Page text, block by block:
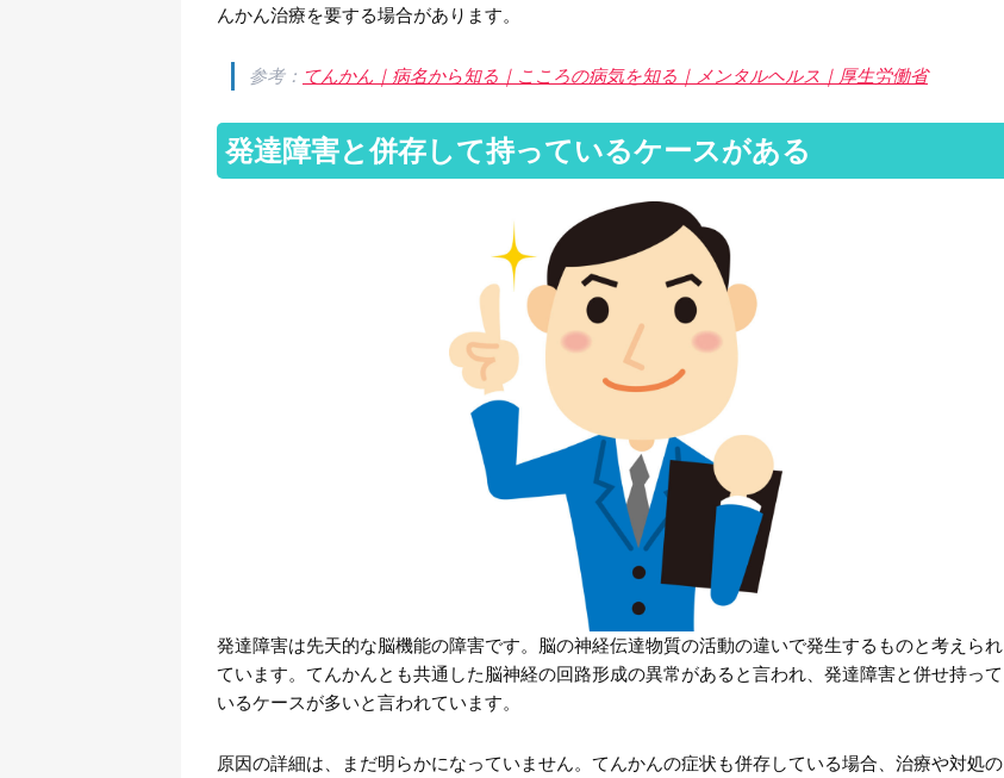
んかん治療を要する場合があります。
参考： てんかん｜病名から知る｜こころの病気を知る｜メンタルヘルス｜厚生労働省
発達障害と併存して持っているケースがある
発達障害は先天的な脳機能の障害です。脳の神経伝達物質の活動の違いで発生するものと考えられ
ています。てんかんとも共通した脳神経の回路形成の異常があると言われ、発達障害と併せ持って
いるケースが多いと言われています。
原因の詳細は、まだ明らかになっていません。てんかんの症状も併存している場合、治療や対処の